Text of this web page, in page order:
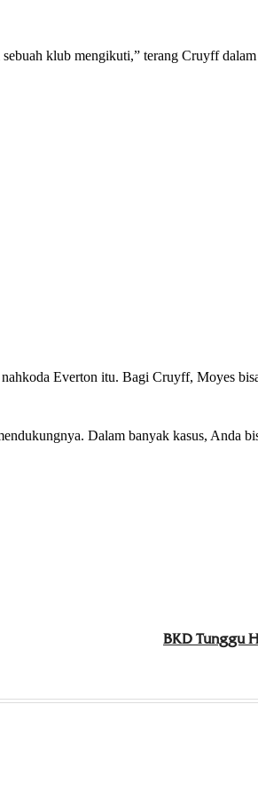
klub mengikuti,” terang Cruyff
Everton itu. Bagi Cruyff, Moyes
Dalam banyak kasus, Anda
BKD Tunggu